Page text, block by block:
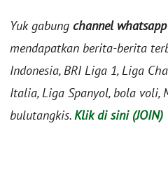
Yuk gabung channel
mendapatkan berita-berita
Indonesia, BRI Liga 1, Liga
Italia, Liga Spanyol, bola voli,
bulutangkis.Klik di sini (JOIN)